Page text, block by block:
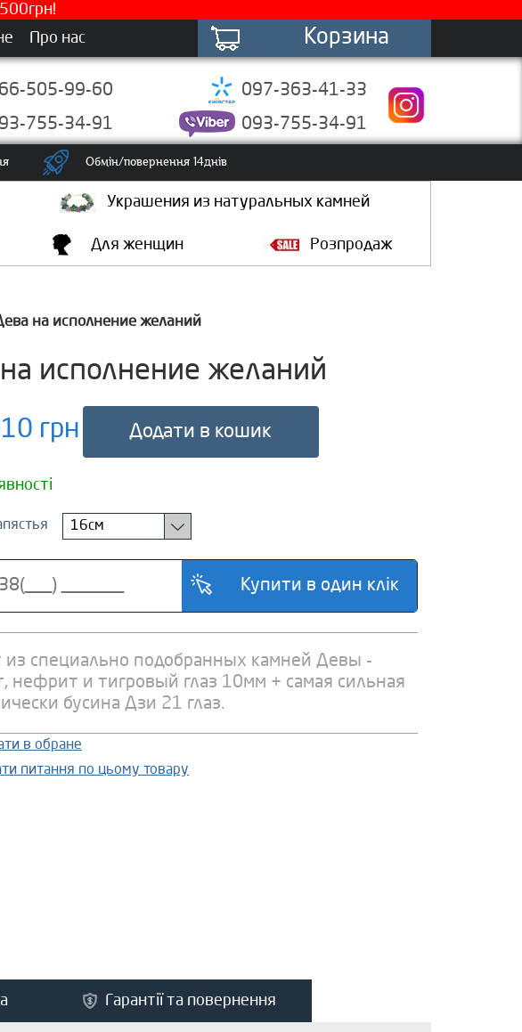
Про нас Корзина
505-99-60
097-363-41-33
755-34-91
093-755-34-91
Обмін/повернення 14днів
Украшения из натуральных камней
Для женщин Розпродаж
на исполнение желаний
исполнение желаний
грн Додати в кошик
16см
из специально подобранных камней Девы -
нефрит и тигровый глаз 10мм + самая сильная
бусина Дзи 21 глаз.
в обране
питання по цьому товару
Гарантії та повернення